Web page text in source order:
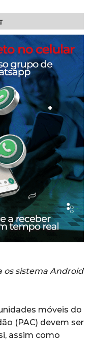
os sistema Android
móveis do
(PAC) devem ser
assim como